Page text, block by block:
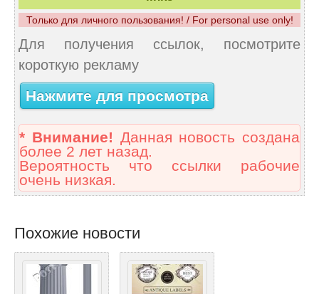
Только для личного пользования! / For personal use only!
Для получения ссылок, посмотрите
короткую рекламу
Нажмите для просмотра
* Внимание! Данная новость создана
более 2 лет назад.
Вероятность что ссылки рабочие
очень низкая.
Похожие новости